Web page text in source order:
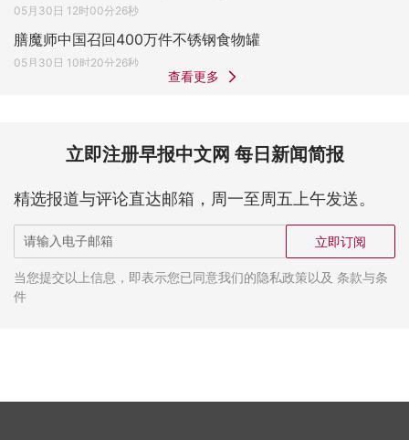
05月30日 12时00分26秒
膳魔师中国召回400万件不锈钢食物罐
05月30日 10时20分26秒
查看更多
立即注册早报中文网 每日新闻简报
精选报道与评论直达邮箱，周一至周五上午发送。
立即订阅
当您提交以上信息，即表示您已同意我们的隐私政策以及 条款与条
件